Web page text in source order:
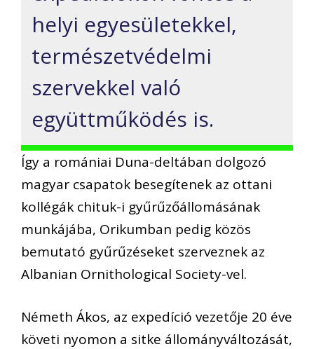
helyi egyesületekkel,
természetvédelmi
szervekkel való
együttműködés is.
Így a romániai Duna-deltában dolgozó
magyar csapatok besegítenek az ottani
kollégák chituk-i gyűrűzőállomásának
munkájába, Orikumban pedig közös
bemutató gyűrűzéseket szerveznek az
Albanian Ornithological Society-vel.
Németh Ákos, az expedíció vezetője 20 éve
követi nyomon a sitke állományváltozását,